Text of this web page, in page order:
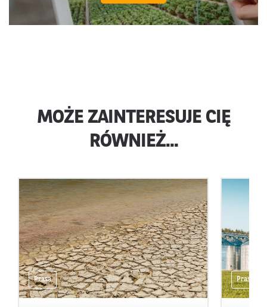
MOŻE ZAINTERESUJE CIĘ
RÓWNIEŻ...
Prasa Prasa